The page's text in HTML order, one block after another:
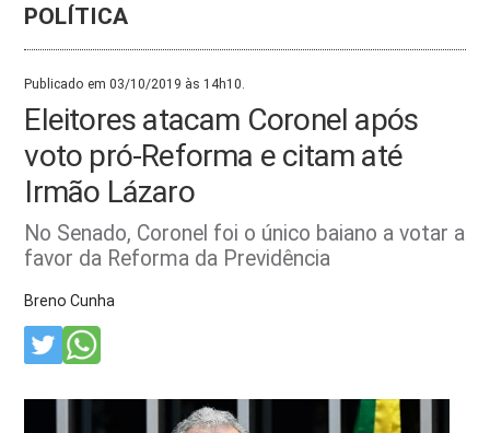
POLÍTICA
Publicado em 03/10/2019 às 14h10.
Eleitores atacam Coronel após
voto pró-Reforma e citam até
Irmão Lázaro
No Senado, Coronel foi o único baiano a votar a
favor da Reforma da Previdência
Breno Cunha